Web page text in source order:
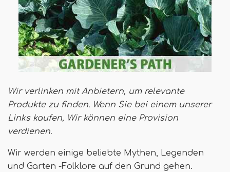
Wir verlinken mit Anbietern, um relevante
Produkte zu finden. Wenn Sie bei einem unserer
Links kaufen, Wir können eine Provision
verdienen.
Wir werden einige beliebte Mythen, Legenden
und Garten -Folklore auf den Grund gehen.